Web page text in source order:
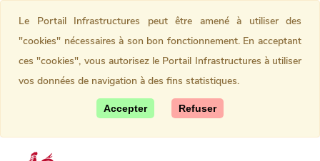
Le Portail Infrastructures peut être amené à utiliser des
"cookies" nécessaires à son bon fonctionnement. En acceptant
ces "cookies", vous autorisez le Portail Infrastructures à utiliser
vos données de navigation à des fins statistiques.
Accepter Refuser